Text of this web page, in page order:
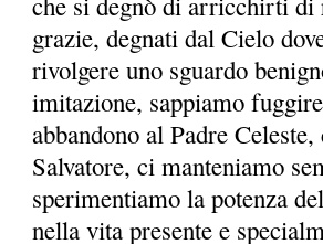
grazie, degnati dal Cielo
rivolgere uno sguardo
imitazione, sappiamo
abbandono al Padre
Salvatore, ci manteniamo
sperimentiamo la potenza
nella vita presente e